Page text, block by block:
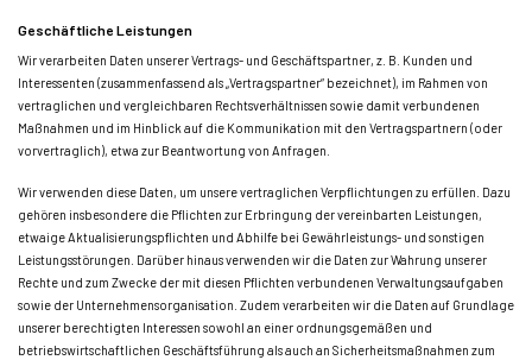
Geschäftliche Leistungen
Wir verarbeiten Daten unserer Vertrags- und Geschäftspartner, z. B. Kunden und
Interessenten (zusammenfassend als „Vertragspartner“ bezeichnet), im Rahmen von
vertraglichen und vergleichbaren Rechtsverhältnissen sowie damit verbundenen
Maßnahmen und im Hinblick auf die Kommunikation mit den Vertragspartnern (oder
vorvertraglich), etwa zur Beantwortung von Anfragen.
Wir verwenden diese Daten, um unsere vertraglichen Verpflichtungen zu erfüllen. Dazu
gehören insbesondere die Pflichten zur Erbringung der vereinbarten Leistungen,
etwaige Aktualisierungspflichten und Abhilfe bei Gewährleistungs- und sonstigen
Leistungsstörungen. Darüber hinaus verwenden wir die Daten zur Wahrung unserer
Rechte und zum Zwecke der mit diesen Pflichten verbundenen Verwaltungsaufgaben
sowie der Unternehmensorganisation. Zudem verarbeiten wir die Daten auf Grundlage
unserer berechtigten Interessen sowohl an einer ordnungsgemäßen und
betriebswirtschaftlichen Geschäftsführung als auch an Sicherheitsmaßnahmen zum